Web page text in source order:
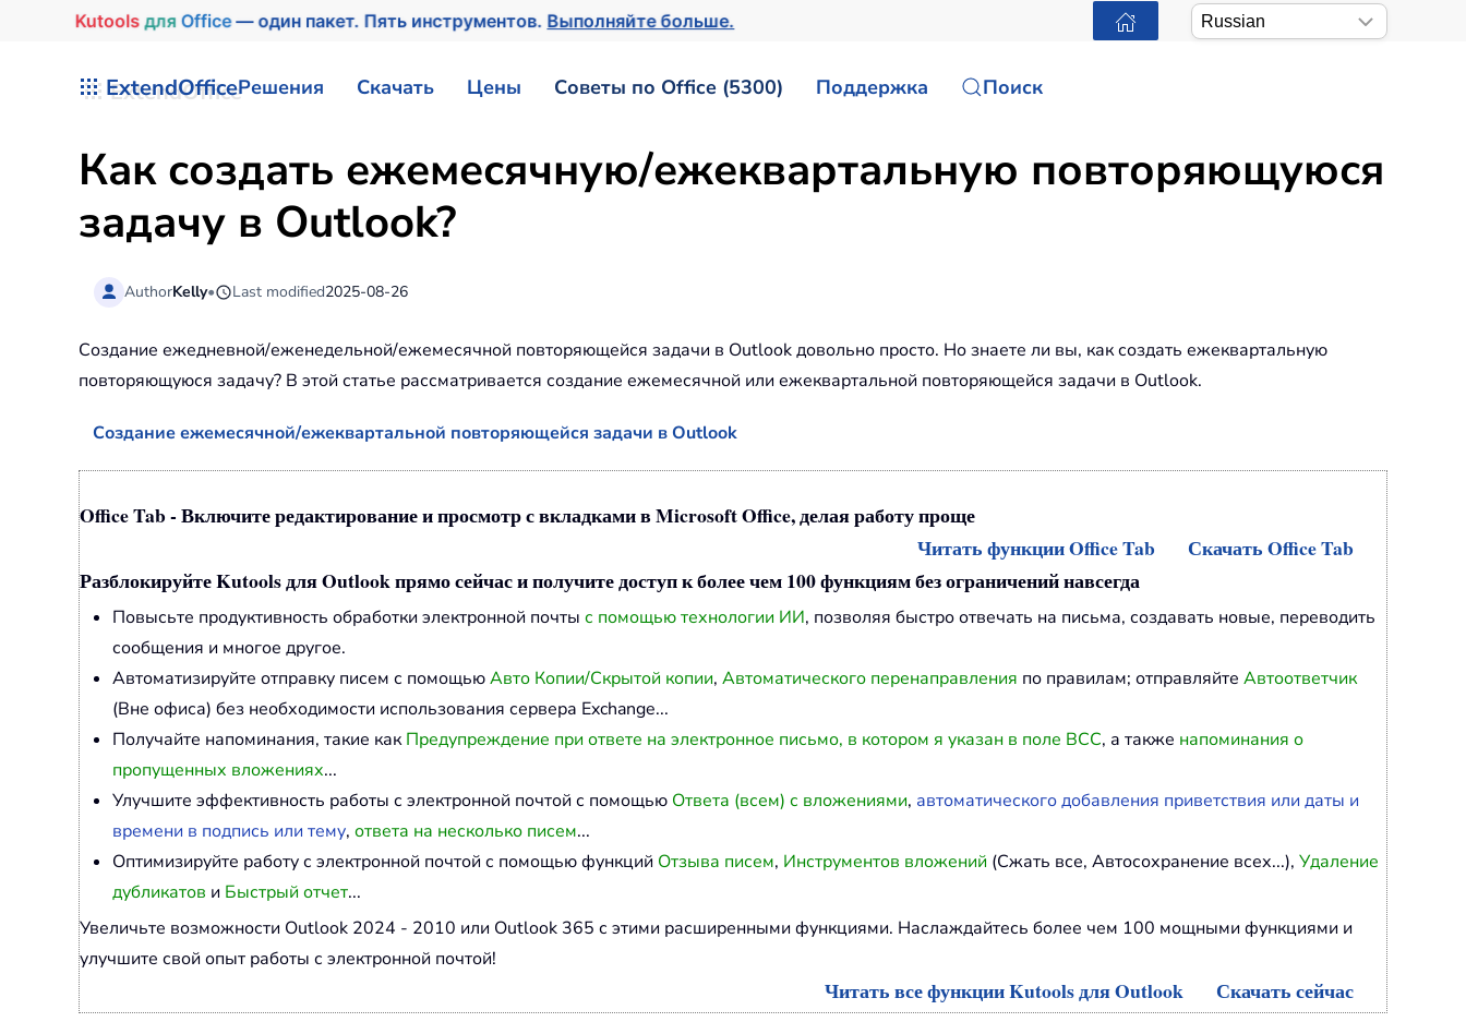
Kutools для Office— один пакет. Пять инструментов.Выполняйте больше.
ExtendOfficeРешения Скачать Цены Советы по Office (5300) Поддержка Поиск
Как создать ежемесячную/ежеквартальную повторяющуюся
задачу в Outlook?
AuthorKelly• Last modified2025-08-26
Создание ежедневной/еженедельной/ежемесячной повторяющейся задачи в Outlook довольно просто. Но знаете ли вы, как создать ежеквартальную
повторяющуюся задачу? В этой статье рассматривается создание ежемесячной или ежеквартальной повторяющейся задачи в Outlook.
Создание ежемесячной/ежеквартальной повторяющейся задачи в Outlook
Office Tab - Включите редактирование и просмотр с вкладками в Microsoft Office, делая работу проще
Читать функции Office Tab
Скачать Office Tab
Разблокируйте Kutools для Outlook прямо сейчас и получите доступ к более чем 100 функциям без ограничений навсегда
Повысьте продуктивность обработки электронной почты с помощью технологии ИИ, позволяя быстро отвечать на письма, создавать новые, переводить
сообщения и многое другое.
Автоматизируйте отправку писем с помощьюАвто Копии/Скрытой копии, Автоматического перенаправления по правилам; отправляйте Автоответчик
(Вне офиса) без необходимости использования сервера Exchange...
Получайте напоминания, такие какПредупреждение при ответе на электронное письмо, в котором я указан в поле BCC, а также напоминания о
пропущенных вложениях...
Улучшите эффективность работы с электронной почтой с помощью Ответа (всем) с вложениями, автоматического добавления приветствия или даты и
времени в подпись или тему, ответа на несколько писем...
Оптимизируйте работу с электронной почтой с помощью функций Отзыва писем, Инструментов вложений (Сжать все, Автосохранение всех...), Удаление
дубликатов и Быстрый отчет...
Увеличьте возможности Outlook 2024 - 2010 или Outlook 365 с этими расширенными функциями. Наслаждайтесь более чем 100 мощными функциями и
улучшите свой опыт работы с электронной почтой!
Читать все функции Kutools для Outlook Скачать сейчас